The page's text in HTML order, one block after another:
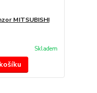
MITSUBISHI
Skladem